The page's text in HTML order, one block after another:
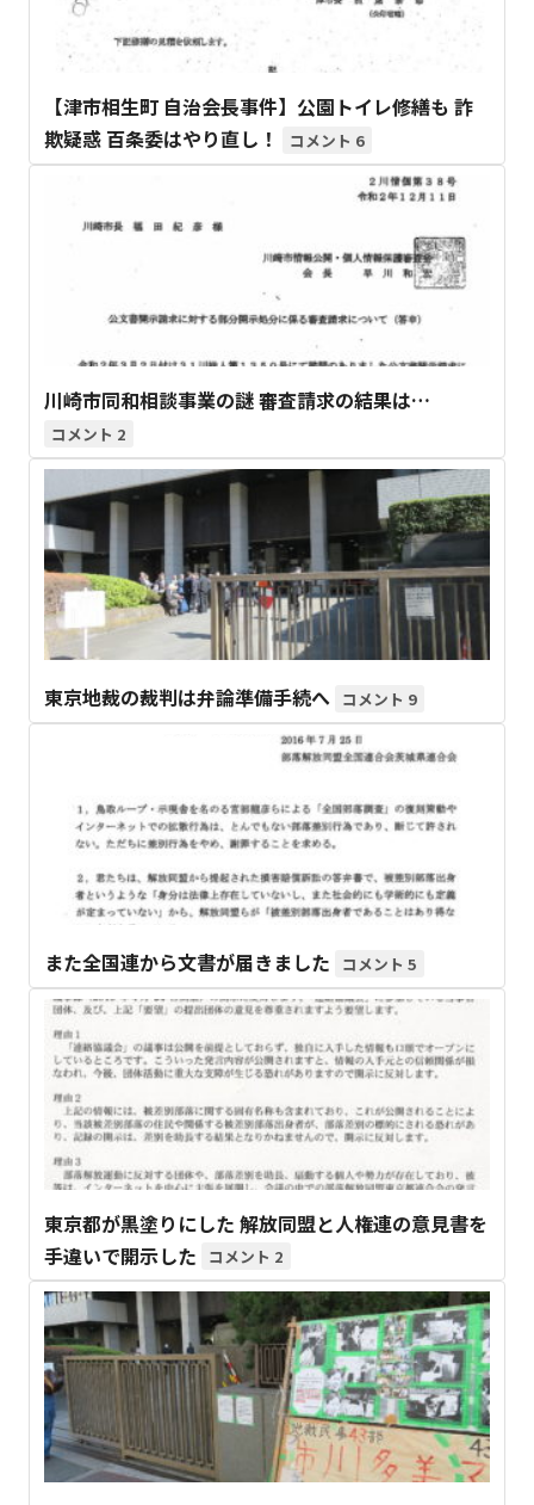
【津市相生町 自治会長事件】公園トイレ修繕も 詐
欺疑惑 百条委はやり直し！
6
川崎市同和相談事業の謎 審査請求の結果は…
2
東京地裁の裁判は弁論準備手続へ 9
また全国連から文書が届きました 5
東京都が黒塗りにした 解放同盟と人権連の意見書を
手違いで開示した
2